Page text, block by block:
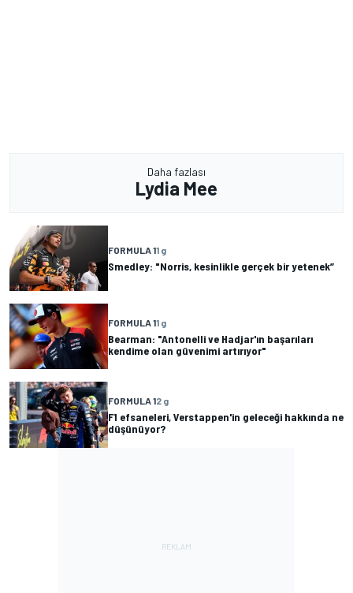
Daha fazlası
Lydia Mee
FORMULA 11 g
Smedley: "Norris, kesinlikle gerçek bir yetenek”
FORMULA 11 g
Bearman: "Antonelli ve Hadjar'ın başarıları
kendime olan güvenimi artırıyor"
FORMULA 12 g
F1 efsaneleri, Verstappen'in geleceği hakkında ne
düşünüyor?